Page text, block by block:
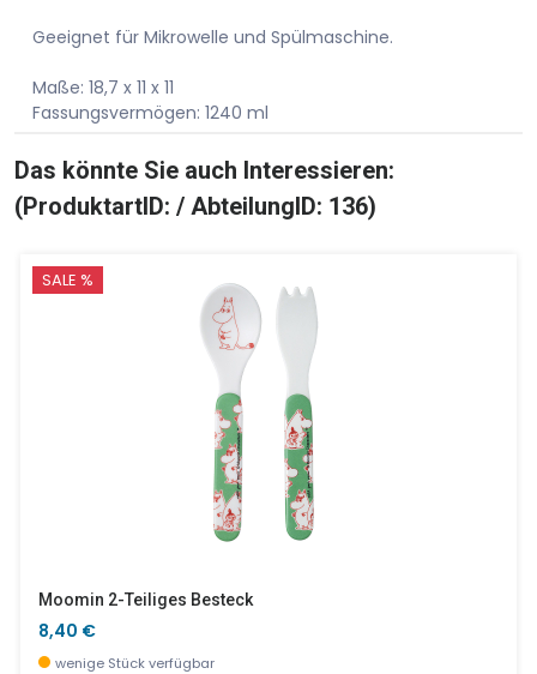
Geeignet für Mikrowelle und Spülmaschine.
Maße: 18,7 x 11 x 11
Fassungsvermögen: 1240 ml
Das könnte Sie auch Interessieren:
(ProduktartID: / AbteilungID: 136)
SALE %
Moomin 2-Teiliges Besteck
8,40 €
wenige Stück verfügbar